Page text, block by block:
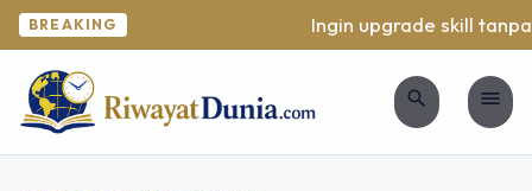
BREAKING Ingin upgrade skill
search menu